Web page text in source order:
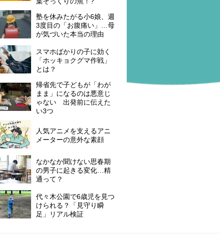
塾を休みたがる小6娘、週
3度目の「お腹痛い」…母
が気づいた本当の理由
スマホばかりの子に効く
「ホッキョクグマ作戦」
とは？
帰省先で子どもが「わが
まま」になるのは悪意じ
ゃない 出発前に伝えた
い3つ
人気アニメを支えるアニ
メーターの意外な素顔
なかなか聞けない思春期
の男子に起きる変化…精
通って？
代々木公園で6歳児を見つ
けられる？「見守り瞬
足」リアル検証